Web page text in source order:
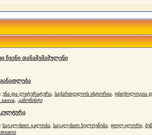
ჩვენი თანამემამულენი
ენა და ლიტერატურა, საქართველოს ისტორია, ფსიქოლოგია
კანონისტი
საეკლესიო გალობა, საეკლესიო ხელოვნება, ფოლკლორი,